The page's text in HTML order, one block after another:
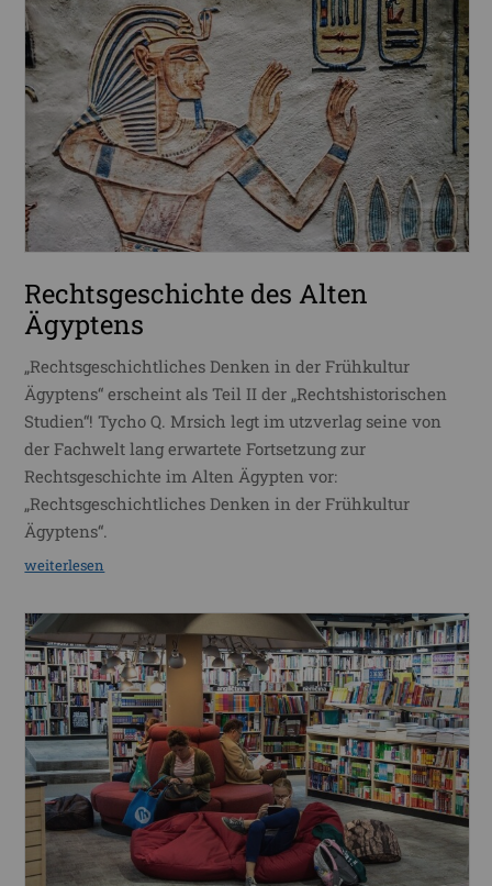
Rechtsgeschichte des Alten
Ägyptens
„Rechtsgeschichtliches Denken in der Frühkultur
Ägyptens“ erscheint als Teil II der „Rechtshistorischen
Studien“! Tycho Q. Mrsich legt im utzverlag seine von
der Fachwelt lang erwartete Fortsetzung zur
Rechtsgeschichte im Alten Ägypten vor:
„Rechtsgeschichtliches Denken in der Frühkultur
Ägyptens“.
weiterlesen